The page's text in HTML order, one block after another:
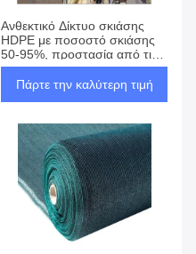
Ανθεκτικό Δίκτυο σκιάσης
HDPE με ποσοστό σκιάσης
50-95%, προστασία από τις
υπεριώδεις ακτίνες και
αντοχή σε καιρικές συνθήκες
Πάρτε την καλύτερη τιμή